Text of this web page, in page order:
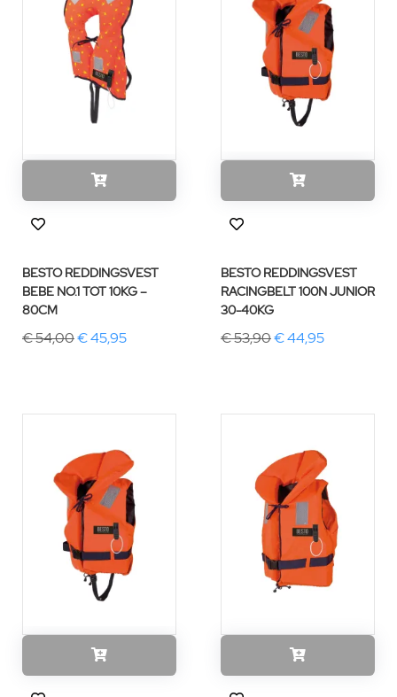
BESTO REDDINGSVEST
BEBE NO.1 TOT 10KG –
80CM
€ 54,00€ 45,95
BESTO REDDINGSVEST
RACINGBELT 100N JUNIOR
30-40KG
€ 53,90€ 44,95